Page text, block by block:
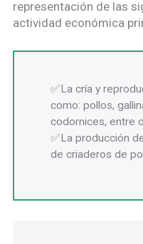
representación de las
actividad económica
La cría y
como: pollos,
codornices, entre
La producción
de criaderos de